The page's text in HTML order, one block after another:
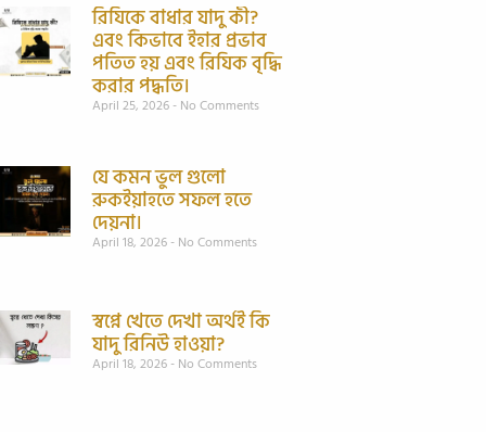
রিযিকে বাধার যাদু কী?
এবং কিভাবে ইহার প্রভাব
পতিত হয় এবং রিযিক বৃদ্ধি
করার পদ্ধতি।
April 25, 2026 No Comments
যে কমন ভুল গুলো
রুকইয়াহতে সফল হতে
দেয়না।
April 18, 2026 No Comments
স্বপ্নে খেতে দেখা অর্থই কি
যাদু রিনিউ হাওয়া?
April 18, 2026 No Comments